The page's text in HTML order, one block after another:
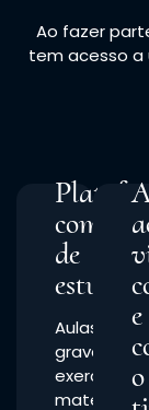
Ao fazer
tem acesso a
de
estudos
Aulas
gravadas,
exercícios,
materiais
e
o